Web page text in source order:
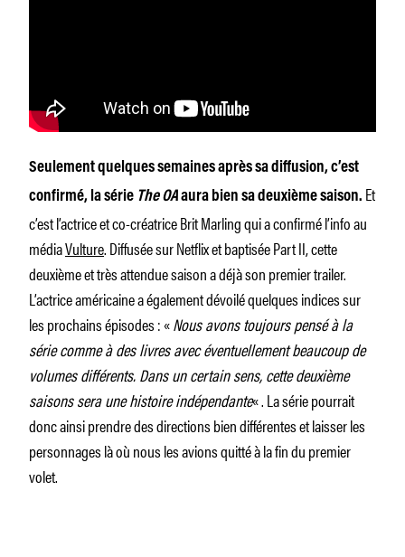
Seulement quelques semaines après sa diffusion, c’est
confirmé, la série The OAaura bien sa deuxième saison. Et
c’est l’actrice et co-créatrice Brit Marling qui a confirmé l’info au
médiaVulture. Diffusée sur Netflix et baptisée Part II, cette
deuxième et très attendue saison a déjà son premier trailer.
L’actrice américaine a également dévoilé quelques indices sur
les prochains épisodes : «Nous avons toujours pensé à la
série comme à des livres avec éventuellement beaucoup de
volumes différents. Dans un certain sens, cette deuxième
saisons sera une histoire indépendante« . La série pourrait
donc ainsi prendre des directions bien différentes et laisser les
personnages là où nous les avions quitté à la fin du premier
volet.